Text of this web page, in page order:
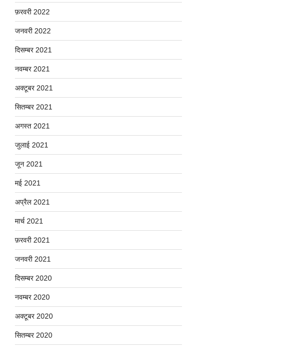
फ़रवरी 2022
जनवरी 2022
दिसम्बर 2021
नवम्बर 2021
अक्टूबर 2021
सितम्बर 2021
अगस्त 2021
जुलाई 2021
जून 2021
मई 2021
अप्रैल 2021
मार्च 2021
फ़रवरी 2021
जनवरी 2021
दिसम्बर 2020
नवम्बर 2020
अक्टूबर 2020
सितम्बर 2020